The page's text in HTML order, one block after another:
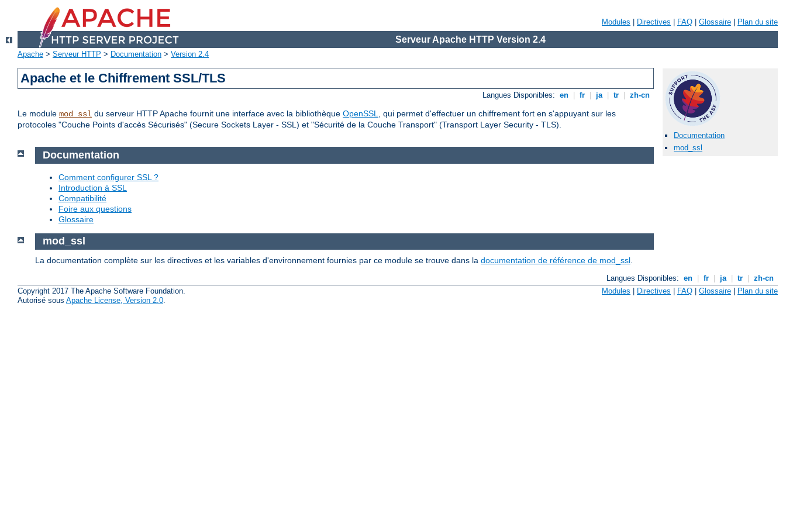
Modules Directives FAQ Glossaire Plan du site
Serveur Apache HTTP Version 2.4
Apache > Serveur HTTP > Documentation > Version 2.4
Apache et le Chiffrement SSL/TLS
Langues Disponibles: en fr ja tr zh-cn
Le module mod_ssl du serveur HTTP Apache fournit une interface avec la bibliothèque OpenSSL, qui permet d'effectuer un chiffrement fort en s'appuyant sur les
protocoles "Couche Points d'accès Sécurisés" (Secure Sockets Layer - SSL) et "Sécurité de la Couche Transport" (Transport Layer Security - TLS).
Documentation
mod_ssl
Documentation
Comment configurer SSL ?
Introduction à SSL
Compatibilité
Foire aux questions
Glossaire
mod_ssl
La documentation complète sur les directives et les variables d'environnement fournies par ce module se trouve dans la documentation de référence de mod_ssl
Langues Disponibles: en fr ja tr
zh-cn
Copyright 2017 The Apache Software Foundation.
Autorisé sous Apache License, Version 2.0.
Modules Directives FAQ Glossaire Plan du site